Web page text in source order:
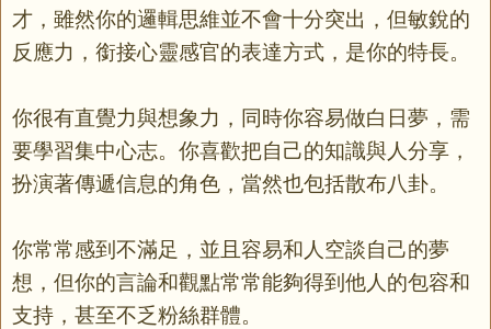
才，雖然你的邏輯思維並不會十分突出，但敏銳的
反應力，銜接心靈感官的表達方式，是你的特長。
你很有直覺力與想象力，同時你容易做白日夢，需
要學習集中心志。你喜歡把自己的知識與人分享，
扮演著傳遞信息的角色，當然也包括散布八卦。
你常常感到不滿足，並且容易和人空談自己的夢
想，但你的言論和觀點常常能夠得到他人的包容和
支持，甚至不乏粉絲群體。